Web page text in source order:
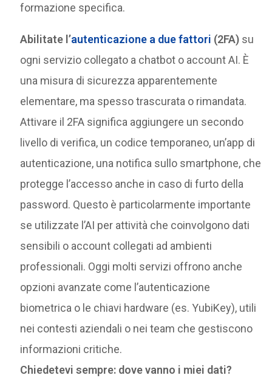
formazione specifica.
Abilitate l’autenticazione a due fattori (2FA) su
ogni servizio collegato a chatbot o account AI. È
una misura di sicurezza apparentemente
elementare, ma spesso trascurata o rimandata.
Attivare il 2FA significa aggiungere un secondo
livello di verifica, un codice temporaneo, un’app di
autenticazione, una notifica sullo smartphone, che
protegge l’accesso anche in caso di furto della
password. Questo è particolarmente importante
se utilizzate l’AI per attività che coinvolgono dati
sensibili o account collegati ad ambienti
professionali. Oggi molti servizi offrono anche
opzioni avanzate come l’autenticazione
biometrica o le chiavi hardware (es. YubiKey), utili
nei contesti aziendali o nei team che gestiscono
informazioni critiche.
Chiedetevi sempre: dove vanno i miei dati?